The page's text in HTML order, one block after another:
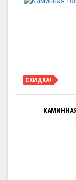
СКИДКА!
КАМИННАЯ